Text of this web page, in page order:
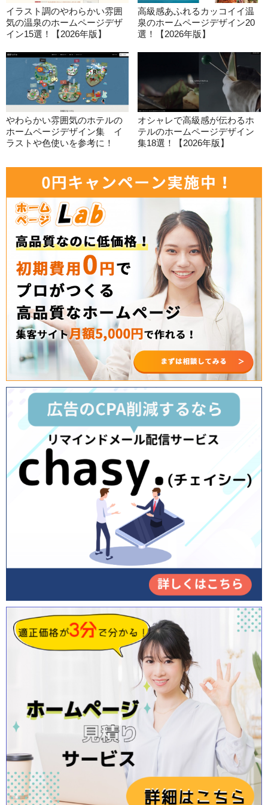
イラスト調のやわらかい雰囲
気の温泉のホームページデザ
イン15選！【2026年版】
高級感あふれるカッコイイ温
泉のホームページデザイン20
選！【2026年版】
やわらかい雰囲気のホテルの
ホームページデザイン集 イ
ラストや色使いを参考に！
オシャレで高級感が伝わるホ
テルのホームページデザイン
集18選！【2026年版】